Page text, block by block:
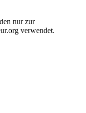
nur zur
verwendet.